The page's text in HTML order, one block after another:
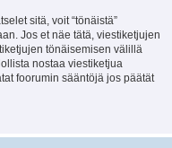
sitä, voit “tönäistä”
Jos et näe tätä, viestiketjujen
tönäisemisen välillä
nostaa viestiketjua
foorumin sääntöjä jos päätät